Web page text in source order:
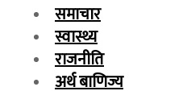
समाचार
स्वास्थ्य
राजनीति
अर्थ बाणिज्य